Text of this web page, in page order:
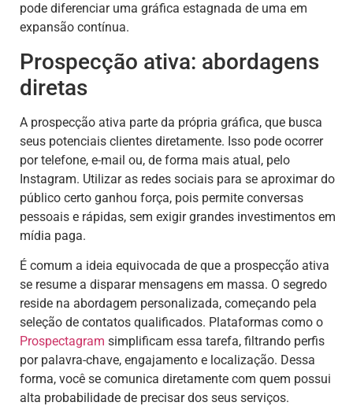
pode diferenciar uma gráfica estagnada de uma em
expansão contínua.
Prospecção ativa: abordagens
diretas
A prospecção ativa parte da própria gráfica, que busca
seus potenciais clientes diretamente. Isso pode ocorrer
por telefone, e-mail ou, de forma mais atual, pelo
Instagram. Utilizar as redes sociais para se aproximar do
público certo ganhou força, pois permite conversas
pessoais e rápidas, sem exigir grandes investimentos em
mídia paga.
É comum a ideia equivocada de que a prospecção ativa
se resume a disparar mensagens em massa. O segredo
reside na abordagem personalizada, começando pela
seleção de contatos qualificados. Plataformas como o
Prospectagram simplificam essa tarefa, filtrando perfis
por palavra-chave, engajamento e localização. Dessa
forma, você se comunica diretamente com quem possui
alta probabilidade de precisar dos seus serviços.